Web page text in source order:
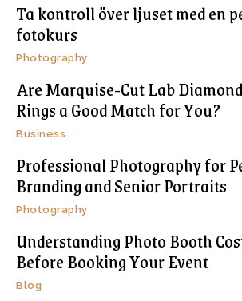
Ta kontroll över ljuset med en
fotokurs
Photography
Are Marquise-Cut Lab
Rings a Good Match for You?
Business
Professional Photography for
Branding and Senior Portraits
Photography
Understanding Photo Booth
Before Booking Your Event
Blog